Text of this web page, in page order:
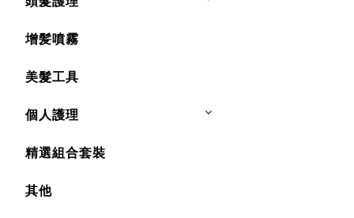
增髪噴霧
美髮工具
個人護理
精選組合套裝
其他